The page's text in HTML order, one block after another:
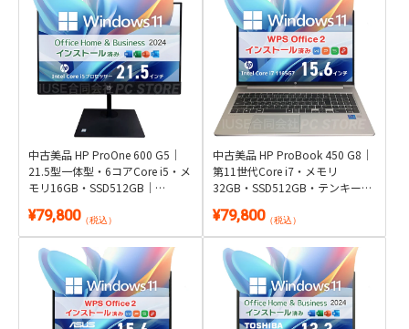
中古美品 HP ProOne 600 G5｜
21.5型一体型・6コアCore i5・メ
モリ16GB・SSD512GB｜
2024付き
¥79,800（税込）
中古美品 HP ProBook 450 G8｜
第11世代Core i7・メモリ
32GB・SSD512GB・テンキー搭
付き
¥79,800（税込）